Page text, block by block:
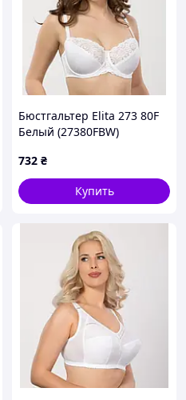
Бюстгальтер Elita 273 80F
Белый (27380FBW)
732 ₴
Купить